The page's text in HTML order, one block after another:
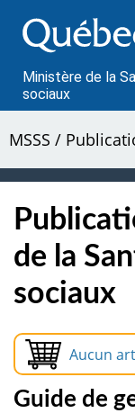
au
contenu
Ministère de la
sociaux
MSSS /
de la
sociaux
Aucun
Guide de